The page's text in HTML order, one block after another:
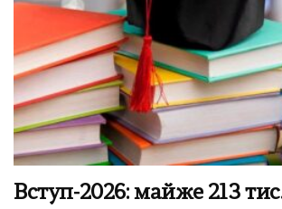
Вступ-2026: майже 213